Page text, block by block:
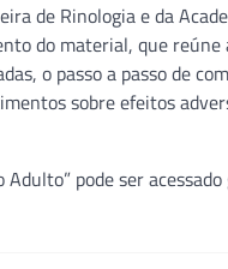
de Rinologia e da
do material, que
o passo a passo de
sobre efeitos
Adulto” pode ser